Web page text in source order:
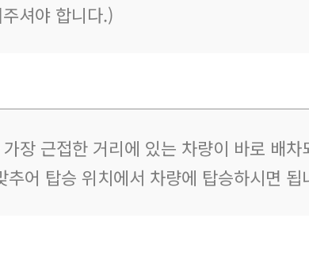
셔야 합니다.)
장 근접한 거리에 있는 차량이 바로 배
어 탑승 위치에서 차량에 탑승하시면 됩